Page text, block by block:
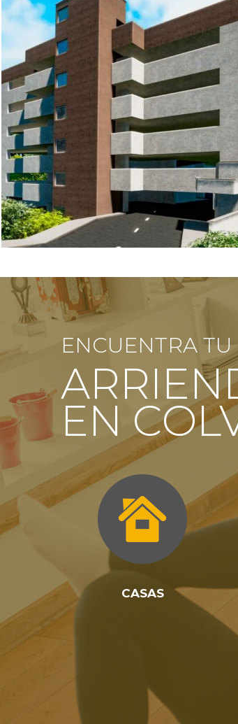
ENCUENTRA TU
EN
CASAS